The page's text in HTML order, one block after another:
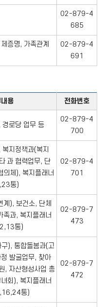
02-879-4
685
증명, 가족관계
02-879-4
691
용 전화번호
경로당 업무 등
02-879-4
700
지정책과(복지
과 협력업무, 단
의체), 복지플래너
통)
02-879-4
701
계), 보건소, 단체
족과, 복지플래너
통)
02-879-7
473
), 통합돌봄과(고
발굴업무, 찾아
, 자산형성사업 총
회), 복지플래너
통)
02-879-7
472